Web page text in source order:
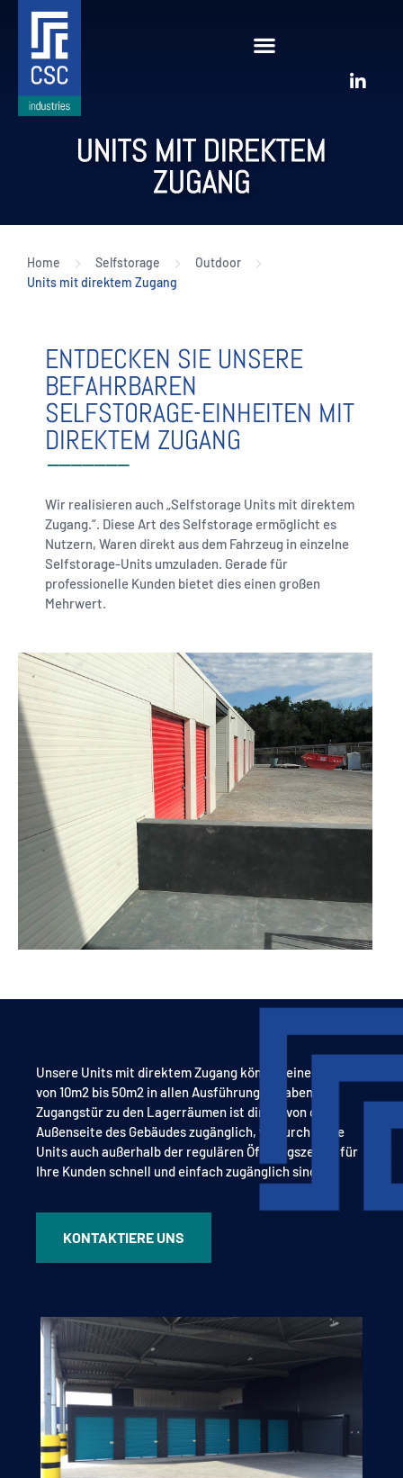
UNITS MIT DIREKTEM
ZUGANG
Home Selfstorage
Outdoor
Units mit direktem Zugang
ENTDECKEN SIE UNSERE
BEFAHRBAREN
SELFSTORAGE-EINHEITEN MIT
DIREKTEM ZUGANG
Wir realisieren auch „Selfstorage Units mit direktem
Zugang.“. Diese Art des Selfstorage ermöglicht es
Nutzern, Waren direkt aus dem Fahrzeug in einzelne
Selfstorage-Units umzuladen. Gerade für
professionelle Kunden bietet dies einen großen
Mehrwert.
Unsere Units mit direktem Zugang können eine Fläche
von 10m2 bis 50m2 in allen Ausführungen haben. Die
Zugangstür zu den Lagerräumen ist direkt von der
Außenseite des Gebäudes zugänglich, wodurch diese
Units auch außerhalb der regulären Öffnungszeiten für
Ihre Kunden schnell und einfach zugänglich sind.
KONTAKTIERE UNS